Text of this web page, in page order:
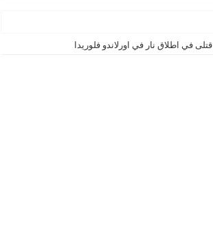
قتلى في اطلاق نار في اورلاندو فلوريدا